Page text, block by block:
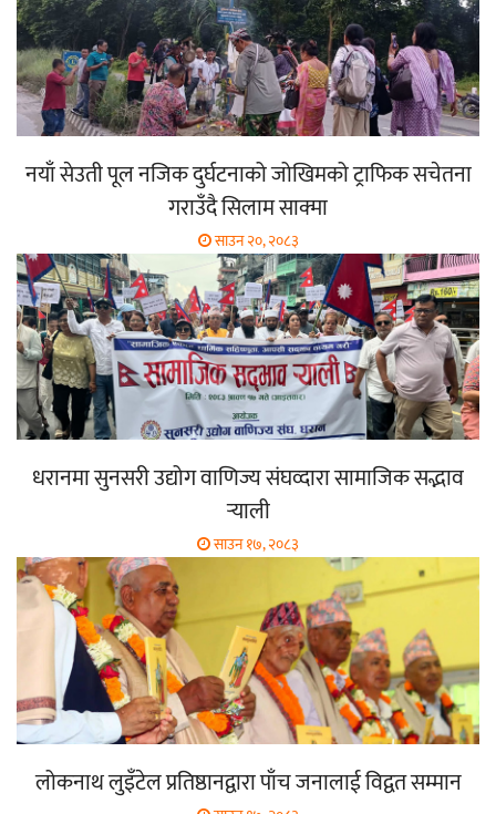
नयाँ सेउती पूल नजिक दुर्घटनाको जोखिमको ट्राफिक सचेतना
गराउँदै सिलाम साक्मा
साउन २०, २०८३
धरानमा सुनसरी उद्योग वाणिज्य संघव्दारा सामाजिक सद्भाव
र्‍याली
साउन १७, २०८३
लोकनाथ लुइँटेल प्रतिष्ठानद्वारा पाँच जनालाई विद्वत सम्मान